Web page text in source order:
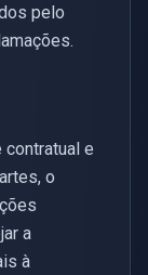
pelo
e
o
a
à